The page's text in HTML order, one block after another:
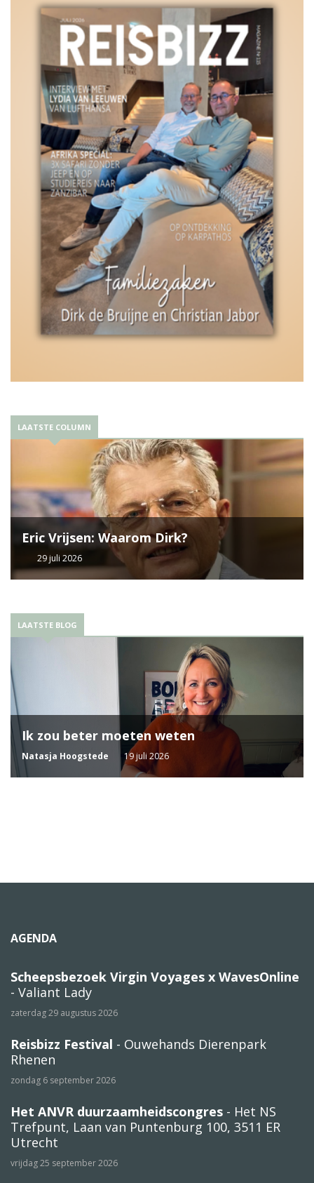
LAATSTE COLUMN
Eric Vrijsen: Waarom Dirk?
29 juli 2026
LAATSTE BLOG
Ik zou beter moeten weten
Natasja Hoogstede 19 juli 2026
AGENDA
Scheepsbezoek Virgin Voyages x WavesOnline
- Valiant Lady
zaterdag 29 augustus 2026
Reisbizz Festival - Ouwehands Dierenpark
Rhenen
zondag 6 september 2026
Het ANVR duurzaamheidscongres - Het NS
Trefpunt, Laan van Puntenburg 100, 3511 ER
Utrecht
vrijdag 25 september 2026